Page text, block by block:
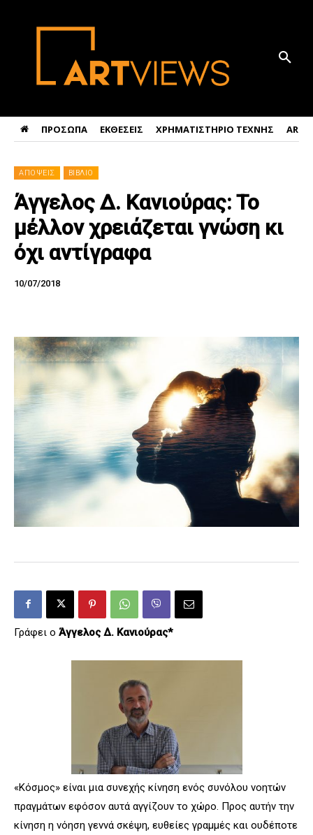
ΠΡΟΣΩΠΑ ΕΚΘΕΣΕΙΣ ΧΡΗΜΑΤΙΣΤΗΡΙΟ ΤΕΧΝΗΣ ART
ΑΠΟΨΕΙΣ ΒΙΒΛΙΟ
Άγγελος Δ. Κανιούρας: Το
μέλλον χρειάζεται γνώση κι
όχι αντίγραφα
10/07/2018
Γράφει ο Άγγελος Δ. Κανιούρας*
«Κόσμος» είναι μια συνεχής κίνηση ενός συνόλου νοητών
πραγμάτων εφόσον αυτά αγγίζουν το χώρο. Προς αυτήν την
κίνηση η νόηση γεννά σκέψη, ευθείες γραμμές και ουδέποτε